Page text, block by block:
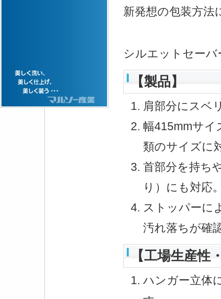
新発想の包装方法
シルエットセー
【製品】
肩部分にスベ
幅415mmサイ
類のサイズに
首部分を持ち
り）にも対応
ストッパーに
汚れ落ちが確
【工場生産性
ハンガー立体